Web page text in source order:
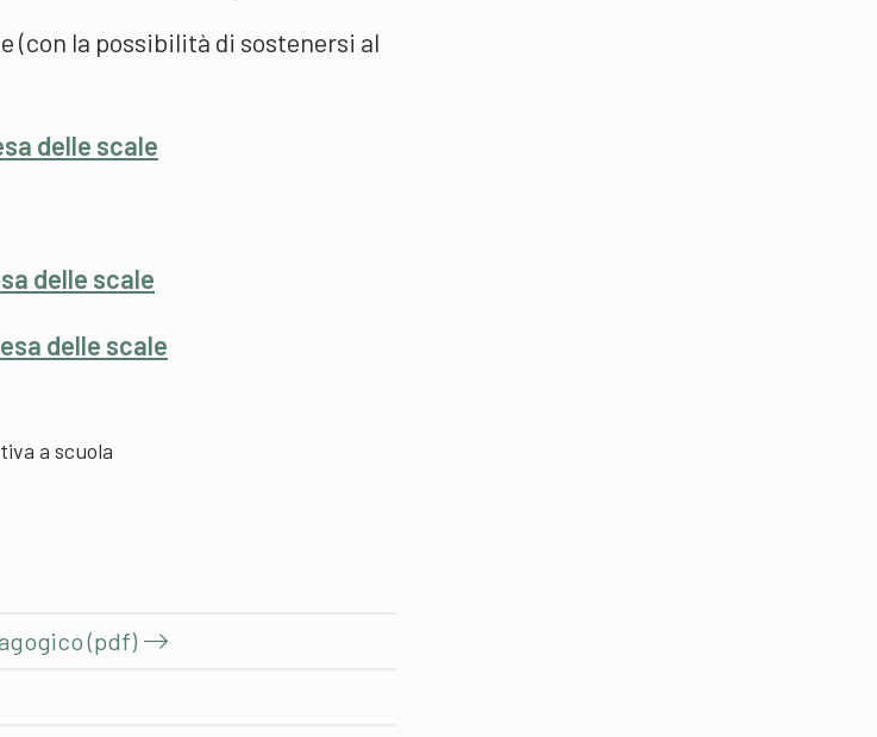
(con la possibilità di sostenersi al
delle scale
delle scale
delle scale
a scuola
(pdf)